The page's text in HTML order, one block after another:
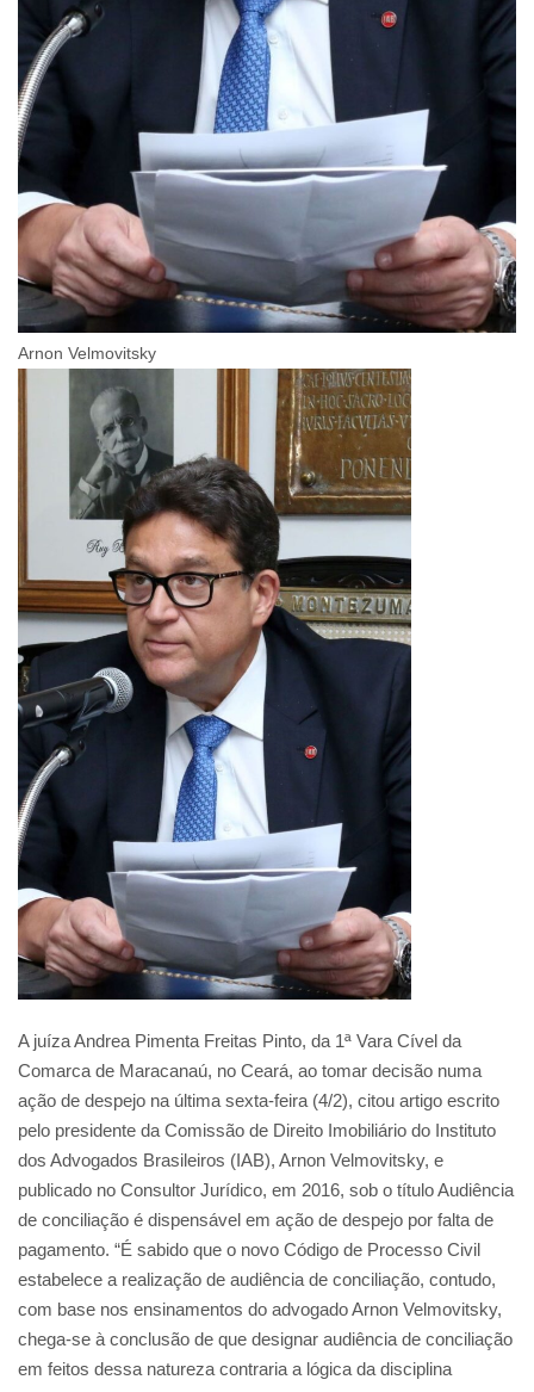
Arnon Velmovitsky
A juíza Andrea Pimenta Freitas Pinto, da 1ª Vara Cível da
Comarca de Maracanaú, no Ceará, ao tomar decisão numa
ação de despejo na última sexta-feira (4/2), citou artigo escrito
pelo presidente da Comissão de Direito Imobiliário do Instituto
dos Advogados Brasileiros (IAB), Arnon Velmovitsky, e
publicado no Consultor Jurídico, em 2016, sob o título Audiência
de conciliação é dispensável em ação de despejo por falta de
pagamento. “É sabido que o novo Código de Processo Civil
estabelece a realização de audiência de conciliação, contudo,
com base nos ensinamentos do advogado Arnon Velmovitsky,
chega-se à conclusão de que designar audiência de conciliação
em feitos dessa natureza contraria a lógica da disciplina